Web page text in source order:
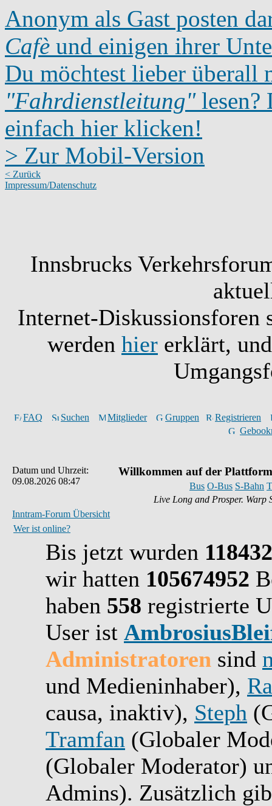
Anonym als Gast posten
Cafè und einigen ihrer
Du möchtest lieber überall
"Fahrdienstleitung"lesen?
einfach hier klicken!
> Zur Mobil-Version
< Zurück
Impressum/Datenschutz
Innsbrucks
Internet-Diskussionsforen
werden hier erklärt,
FAQ Suchen Mitglieder Gruppen
Registrieren
Datum und Uhrzeit:
09.08.2026 08:47
Inntram-Forum Übersicht
Willkommen auf der
Bus O-Bus S-Bahn
Live Long and Prosper. Warp
Wer ist online?
Bis jetzt wurden 118432
wir hatten 105674952
haben 558 registrierte
User ist
Administratoren sind
und Medieninhaber),
causa, inaktiv), Steph
Tramfan (Globaler
(Globaler Moderator)
Admins). Zusätzlich